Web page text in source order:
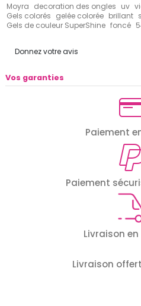
Moyra decoration des ongles uv
Gels colorés gelée colorée brillant
Gels de couleur SuperShine foncé
Donnez votre avis
Vos garanties
Paiement
Paiement
Livraison
Livraison